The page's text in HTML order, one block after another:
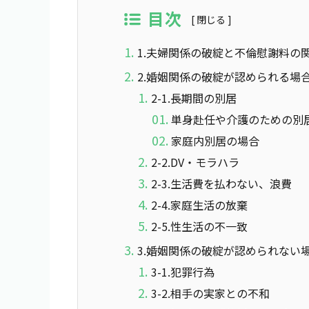
目次
1.夫婦関係の破綻と不倫慰謝料の
2.婚姻関係の破綻が認められる
2-1.長期間の別居
単身赴任や介護のための別
家庭内別居の場合
2-2.DV・モラハラ
2-3.生活費を払わない、浪費
2-4.家庭生活の放棄
2-5.性生活の不一致
3.婚姻関係の破綻が認められない
3-1.犯罪行為
3-2.相手の実家との不和